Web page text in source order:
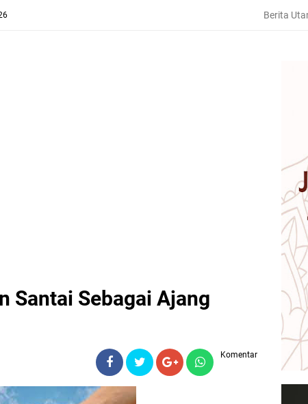
Berita
Santai Sebagai Ajang
Komentar